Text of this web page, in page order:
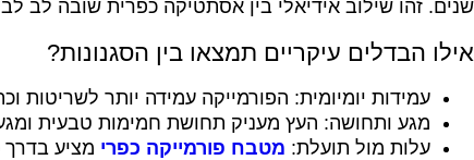
שנים. זהו שילוב אידיאלי בין אסתטיקה כפרית שובה לב
אילו הבדלים עיקריים תמצאו בין הסגנונות?
עמידות יומיומית: הפורמייקה עמידה יותר
מגע ותחושה: העץ מעניק תחושת חמימות טבעית ומגע
עלות מול תועלת: מטבח פורמייקה כפרי מציע בדרך